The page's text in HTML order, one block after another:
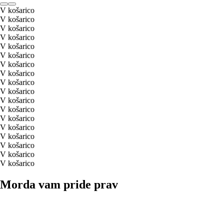
V košarico
V košarico
V košarico
V košarico
V košarico
V košarico
V košarico
V košarico
V košarico
V košarico
V košarico
V košarico
V košarico
V košarico
V košarico
V košarico
V košarico
V košarico
Morda vam pride prav